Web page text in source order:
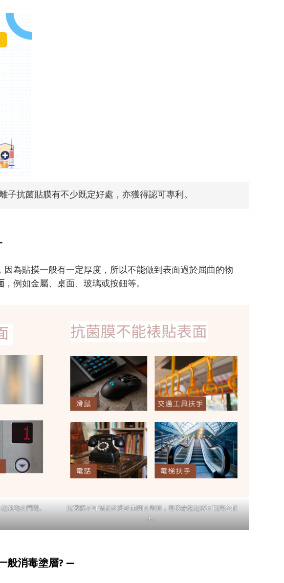
子抗菌貼膜有不少既定好處，亦獲得認可專利。
為貼摸一般有一定厚度，所以不能做到表面過於屈曲的物
，例如金屬、桌面、玻璃或按鈕等。
氣泡的問題。
抗菌膜不可裱貼於過於曲圓的表面，有機會翹起或不能完全貼
上。
般消毒塗層? —